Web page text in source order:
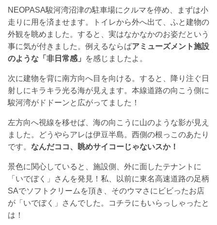
NEOPASA駿河湾沼津の駐車場にクルマを停め、まずは小
走りに用を済ませます。トイレから外へ出て、ふと建物の
外観を眺めました。すると、実はなかなかのお姿だという
事に気が付きました。例えるならばアミューズメント施設
のような「非日常感」
を感じましたよ。
次に建物を背に南方向へ目を向ける。すると、降り注ぐ日
射しにキラキラ光る海が見えます。本線道路の向こう側に
駿河湾がドドーンと広がってました！
左方向へ視線を移せば、海の向こうに山のような影が見え
ました。どうやらアレは伊豆半島。西側の根っこのあたり
です。 なんだココ、眺めサイコーじゃないスか！
景色に関心していると、施設側、外に面したテナントに
「いでぼく」さんを発見！私、以前に東名高速道路の足柄
SAでソフトクリームを頂き、そのウマさにビビったお店
が「いでぼく」さんでした。コチラにもいらっしゃったと
は！